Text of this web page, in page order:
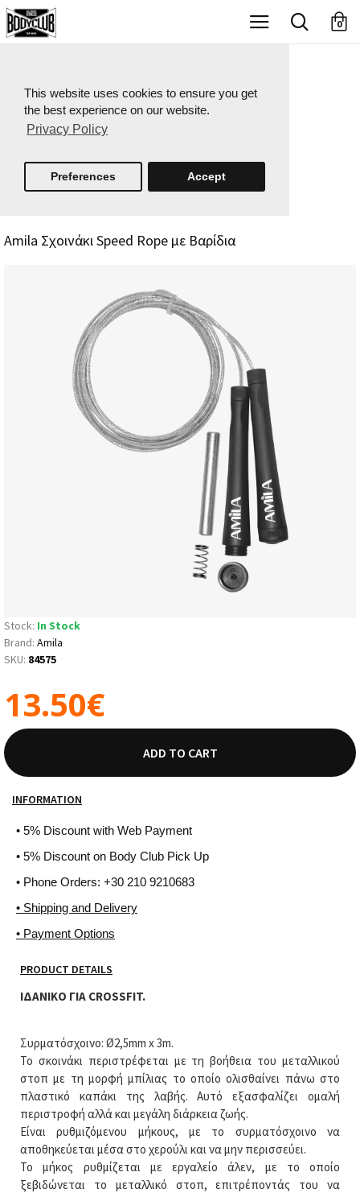
This website uses cookies to ensure you get
the best experience on our website.
Privacy Policy
X
Preferences Accept
0
Amila Σχοινάκι Speed Rope με Βαρίδια
Stock: In Stock
Brand: Amila
SKU: 84575
13.50€
ADD TO CART
INFORMATION
• 5% Discount with Web Payment
• 5% Discount on Body Club Pick Up
• Phone Orders: +30 210 9210683
• Shipping and Delivery
• Payment Options
PRODUCT DETAILS
ΙΔΑΝΙΚΟ ΓΙΑ CROSSFIT.
Συρματόσχοινο: Ø2,5mm x 3m.
Το σκοινάκι περιστρέφεται με τη βοήθεια του μεταλλικού
στοπ με τη μορφή μπίλιας το οποίο ολισθαίνει πάνω στο
πλαστικό καπάκι της λαβής. Αυτό εξασφαλίζει ομαλή
περιστροφή αλλά και μεγάλη διάρκεια ζωής.
Είναι ρυθμιζόμενου μήκους, με το συρματόσχοινο να
αποθηκεύεται μέσα στο χερούλι και να μην περισσεύει.
Το μήκος ρυθμίζεται με εργαλείο άλεν, με το οποίο
ξεβιδώνεται το μεταλλικό στοπ, επιτρέποντάς του να